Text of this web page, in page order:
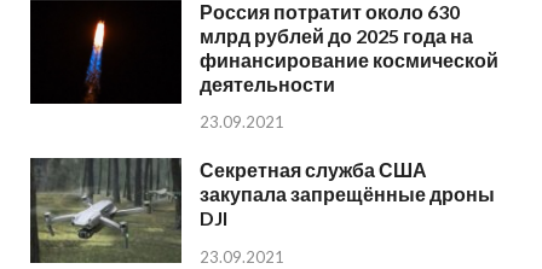
Россия потратит около 630
млрд рублей до 2025 года на
финансирование космической
деятельности
23.09.2021
Секретная служба США
закупала запрещённые дроны
DJI
23.09.2021